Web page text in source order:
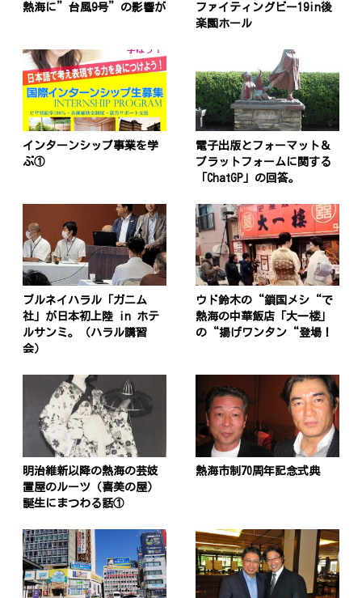
熱海に”台風9号”の影響が
ファイティングビー19in後
楽園ホール
インターンシップ事業を学
ぶ①
電子出版とフォーマット＆
プラットフォームに関する
「ChatGP」の回答。
ブルネイハラル「ガニム
社」が日本初上陸 in ホテ
ルサンミ。（ハラル講習
会）
ウド鈴木の“鎖国メシ“で
熱海の中華飯店「大一楼」
の“揚げワンタン“登場！
明治維新以降の熱海の芸妓
置屋のルーツ（喜美の屋）
誕生にまつわる話①
熱海市制70周年記念式典